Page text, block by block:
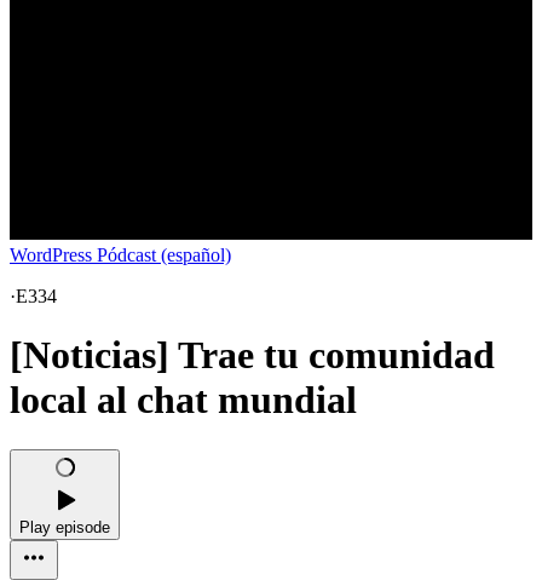
WordPress Pódcast (español)
·E334
[Noticias] Trae tu comunidad
local al chat mundial
Play episode